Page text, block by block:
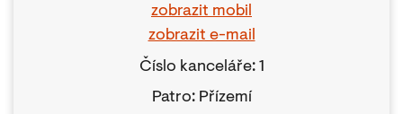
zobrazit mobil
zobrazit e-mail
Číslo kanceláře: 1
Patro: Přízemí